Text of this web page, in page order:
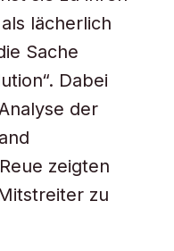
lächerlich
Sache
Dabei
der
zeigten
zu